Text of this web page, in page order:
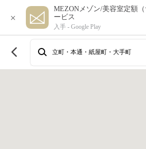
×
MEZONメゾン/美容室定額
ービス
入手 - Google Play
立町・本通・紙屋町・大手町
このエリアで再検索する